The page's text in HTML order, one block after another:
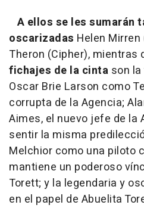
A ellos se les sumarán
oscarizadas Helen
Theron (Cipher), mientras
fichajes de la cinta son
Oscar Brie Larson como
corrupta de la Agencia;
Aimes, el nuevo jefe de la
sentir la misma
Melchior como una piloto
mantiene un poderoso
Torett; y la legendaria y
en el papel de Abuelita